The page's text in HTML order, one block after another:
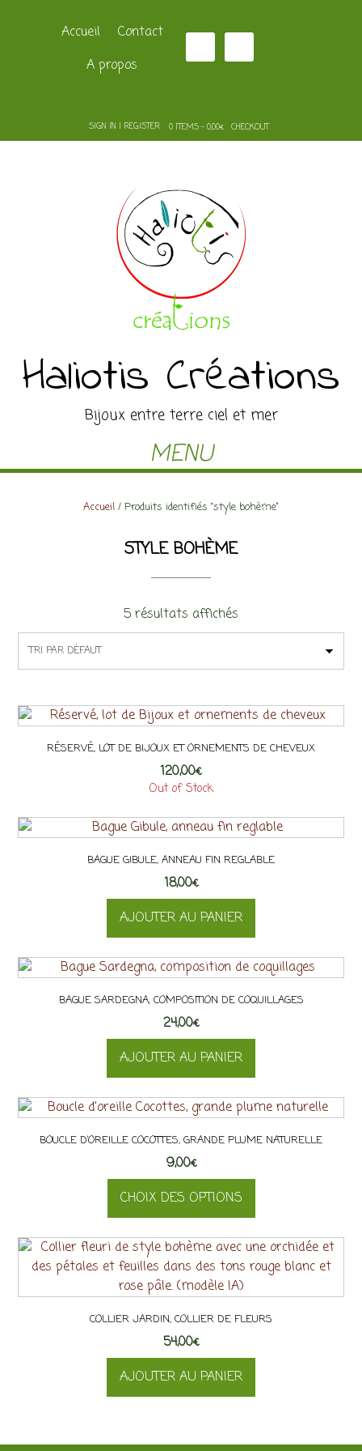
Accueil
Contact
A propos
SIGN IN | REGISTER 0 ITEMS - 0,00€ CHECKOUT
Haliotis Créations
Bijoux entre terre ciel et mer
MENU
Accueil / Produits identifiés “style bohème”
STYLE BOHÈME
5 résultats affichés
RÉSERVÉ, LOT DE BIJOUX ET ORNEMENTS DE CHEVEUX
120,00€
Out of Stock
BAGUE GIBULE, ANNEAU FIN REGLABLE
18,00€
AJOUTER AU PANIER
BAGUE SARDEGNA, COMPOSITION DE COQUILLAGES
24,00€
AJOUTER AU PANIER
BOUCLE D’OREILLE COCOTTES, GRANDE PLUME NATURELLE
9,00€
CHOIX DES OPTIONS
produit
a
plusieurs
Les
options
peuvent
être
choisies
la
COLLIER JARDIN, COLLIER DE FLEURS
54,00€
AJOUTER AU PANIER